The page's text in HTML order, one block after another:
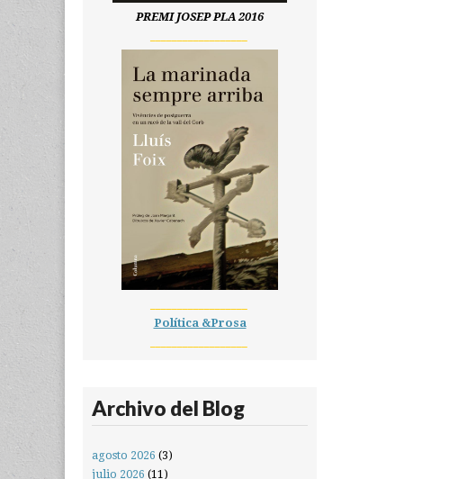
PREMI JOSEP PLA 2016
Política &Prosa
Archivo del Blog
agosto 2026 (3)
julio 2026 (11)